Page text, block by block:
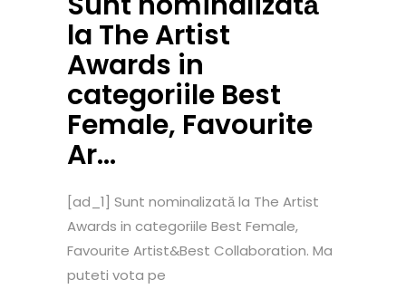
la The Artist
Awards in
categoriile Best
Female, Favourite
Ar…
[ad_1] Sunt nominalizată la The Artist
Awards in categoriile Best Female,
Favourite Artist&Best Collaboration. Ma
puteti vota pe